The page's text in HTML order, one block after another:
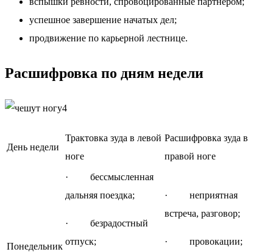
успешное завершение начатых дел;
продвижение по карьерной лестнице.
Расшифровка по дням недели
День недели
Трактовка зуда в левой
ноге
Расшифровка зуда в
правой ноге
Понедельник
· бессмысленная
дальняя поездка;
· безрадостный
отпуск;
· неприятная
встреча, разговор;
· провокации;